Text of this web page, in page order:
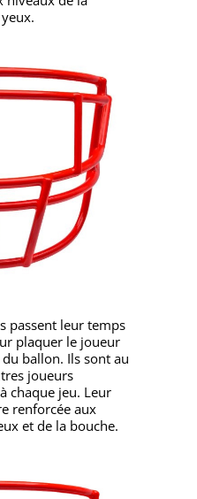
passent leur temps
plaquer le joueur
ballon. Ils sont au
joueurs
chaque jeu. Leur
renforcée aux
et de la bouche.